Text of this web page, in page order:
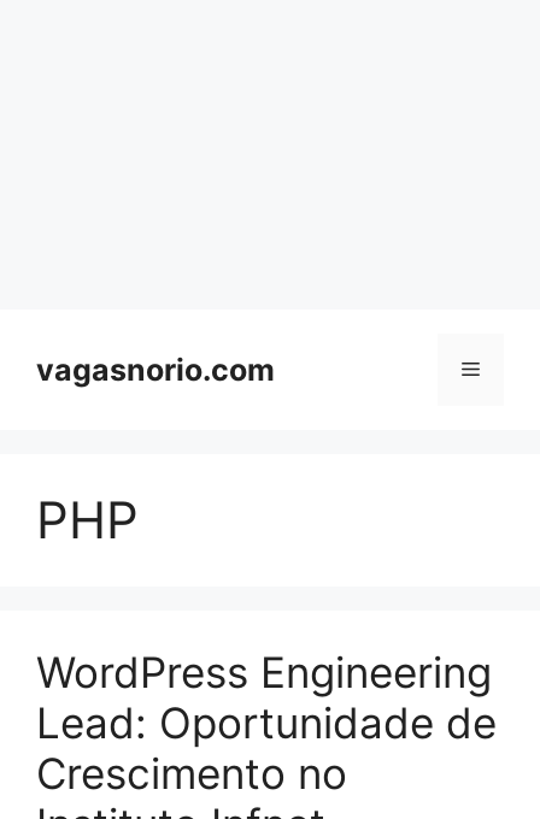
vagasnorio.com Menu
PHP
WordPress Engineering
Lead: Oportunidade de
Crescimento no